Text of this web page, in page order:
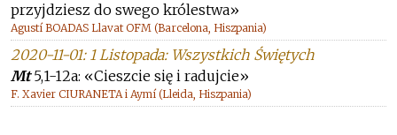
przyjdziesz do swego królestwa»
Agustí BOADAS Llavat OFM (Barcelona, Hiszpania)
2020-11-01: 1 Listopada: Wszystkich Świętych
Mt5,1-12a: «Cieszcie się i radujcie»
F. Xavier CIURANETA i Aymí (Lleida, Hiszpania)